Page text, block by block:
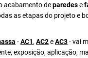
acabamento deparedese
as etapas do projeto e
-AC1, AC2eAC3- vai
exposição, aplicação,